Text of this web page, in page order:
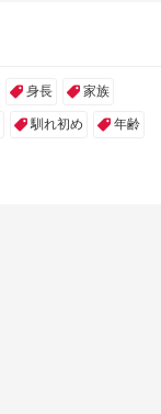
身長 家族
馴れ初め 年齢